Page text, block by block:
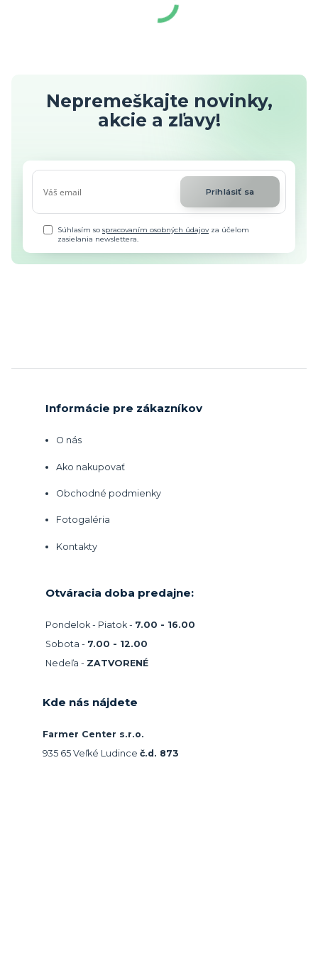
Nepremeškajte novinky,
akcie a zľavy!
Prihlásiť sa
Súhlasím sospracovaním osobných údajovza účelom
zasielania newslettera.
Informácie pre zákazníkov
O nás
Ako nakupovať
Obchodné podmienky
Fotogaléria
Kontakty
Otváracia doba predajne:
Pondelok - Piatok - 7.00 - 16.00
Sobota - 7.00 - 12.00
Nedeľa - ZATVORENÉ
Kde nás nájdete
Farmer Center s.r.o.
935 65 Veľké Ludince č.d. 873